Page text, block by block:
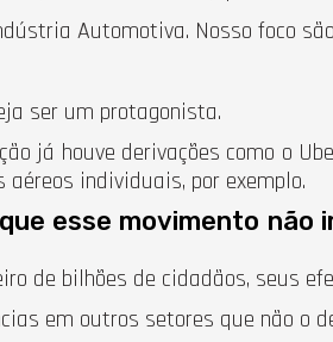
Automotiva. Nosso foco
ser um protagonista.
já houve derivações como o
individuais, por exemplo.
esse movimento
de bilhões de cidadãos, seus
em outros setores que não o